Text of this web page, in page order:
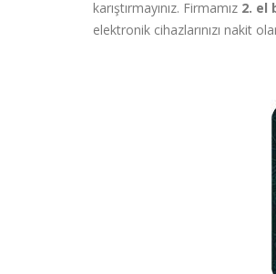
karıştırmayınız. Firmamız 2. el
elektronik cihazlarınızı nakit